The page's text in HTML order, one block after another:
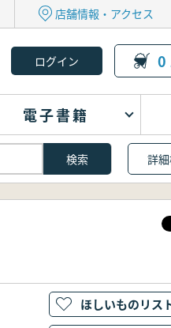
店舗情報・アクセス
0
電子書籍
詳
ほしいものリス